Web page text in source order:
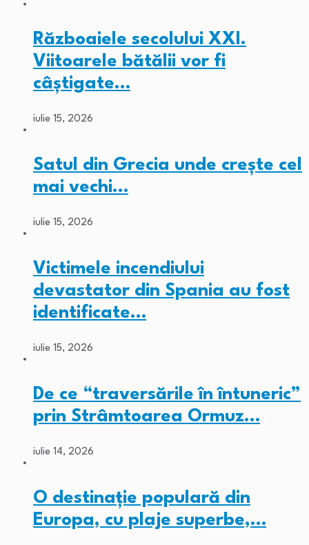
Războaiele secolului XXI.
Viitoarele bătălii vor fi
câștigate…
iulie 15, 2026
Satul din Grecia unde crește cel
mai vechi…
iulie 15, 2026
Victimele incendiului
devastator din Spania au fost
identificate…
iulie 15, 2026
De ce “traversările în întuneric”
prin Strâmtoarea Ormuz…
iulie 14, 2026
O destinație populară din
Europa, cu plaje superbe,…